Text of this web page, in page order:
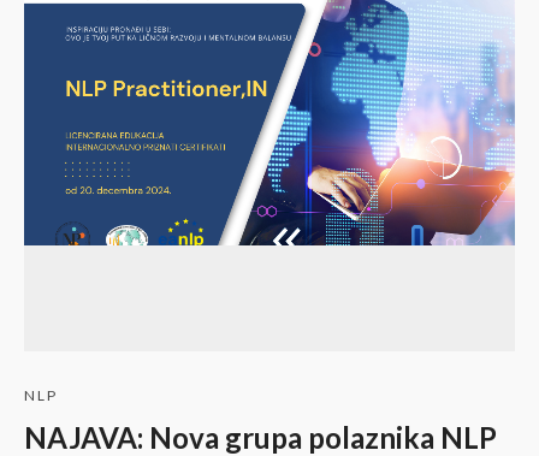
NLP
NAJAVA: Nova grupa polaznika NLP